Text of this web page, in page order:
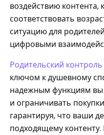
воздействию
соответствовать
ситуацию для
цифровыми
Родительский
ключом к душевному
надежным функциям вы
и ограничивать
гарантируя, что ваши
подходящему